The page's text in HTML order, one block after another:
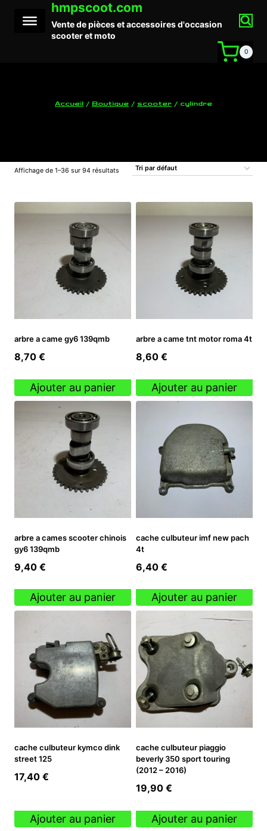
contenu
hmpscoot.com
Vente de pièces et accessoires d'occasion
scooter et moto
0
Accueil / Boutique / scooter / cylindre
Affichage de 1–36 sur 94 résultats
arbre a came gy6 139qmb
8,70 €
Ajouter au panier
arbre a came tnt motor roma 4t
8,60 €
Ajouter au panier
arbre a cames scooter chinois
gy6 139qmb
9,40 €
Ajouter au panier
cache culbuteur imf new pach
4t
6,40 €
Ajouter au panier
cache culbuteur kymco dink
street 125
17,40 €
Ajouter au panier
cache culbuteur piaggio
beverly 350 sport touring
(2012 – 2016)
19,90 €
Ajouter au panier